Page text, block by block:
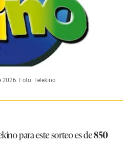
Foto: Telekino
para este sorteo es de850